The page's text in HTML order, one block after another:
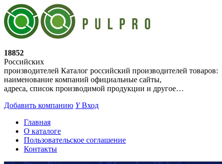
18852
Российских
производителей Каталог российский производителей товаров:
наименование компаний официальные сайты,
адреса, список производимой продукции и другое…
Добавить компанию YВход
Главная
О каталоге
Пользовательское соглашение
Контакты